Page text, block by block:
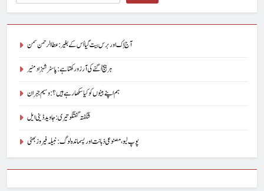
آج اِک اور برس بیت گیا اُس کے بغیر : عطاالرحمن سمن
ہر بیج اُگنے کی آرزو رکھتا ہے : پاسٹر شہزاد منیر
ہم اپنے بیٹوں کو کیا سکھا رہے ہیں؟ : وسیم جبران
شگفتہ گفتگو تیری : جاوید ڈینی ایل
پوپ لیو،مصنوعی ذہانت اور پسماندہ لوگ : نبیلہ فیروز بھٹی